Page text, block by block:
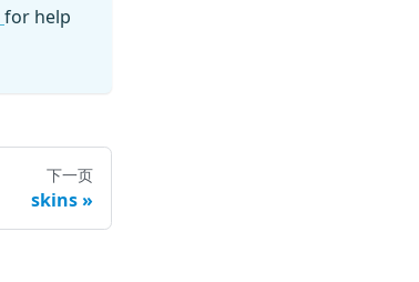
for help
下一页
skins